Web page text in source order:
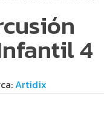
4
Artidix